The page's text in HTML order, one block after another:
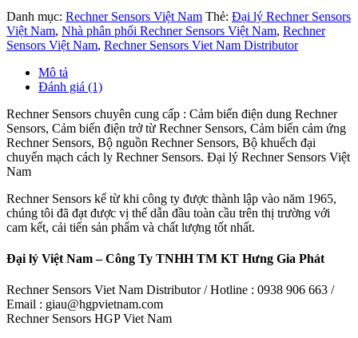
Danh mục: Rechner Sensors Việt Nam Thẻ: Đại lý Rechner Sensors
Việt Nam, Nhà phân phối Rechner Sensors Việt Nam, Rechner
Sensors Việt Nam, Rechner Sensors Viet Nam Distributor
Mô tả
Đánh giá (1)
Rechner Sensors chuyên cung cấp : Cảm biến điện dung Rechner
Sensors, Cảm biến điện trở từ Rechner Sensors, Cảm biến cảm ứng
Rechner Sensors, Bộ nguồn Rechner Sensors, Bộ khuếch đại
chuyển mạch cách ly Rechner Sensors. Đại lý Rechner Sensors Việt
Nam
Rechner Sensors kể từ khi công ty được thành lập vào năm 1965,
chúng tôi đã đạt được vị thế dẫn đầu toàn cầu trên thị trường với
cam kết, cải tiến sản phẩm và chất lượng tốt nhất.
Đại lý Việt Nam – Công Ty TNHH TM KT Hưng Gia Phát
Rechner Sensors Viet Nam Distributor / Hotline : 0938 906 663 /
Email : giau@hgpvietnam.com
Rechner Sensors HGP Viet Nam